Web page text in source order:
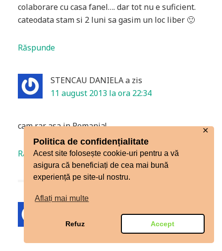
Politica de confidențialitate
Acest site folosește cookie-uri pentru a vă
asigura că beneficiați de cea mai bună
experiență pe site-ul nostru.
Aflați mai multe
Refuz Accept
✕
colaborare cu casa fanel…. dar tot nu e suficient.
cateodata stam si 2 luni sa gasim un loc liber 🙂
Răspunde
STENCAU DANIELAa zis
11 august 2013 la ora 22:34
cam rar asa in Romania!
Răspunde
29 noiembrie 2012 la ora 11:54